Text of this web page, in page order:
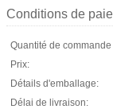
Conditions de
Quantité de
Prix:
Détails d'emballage:
Délai de livraison: